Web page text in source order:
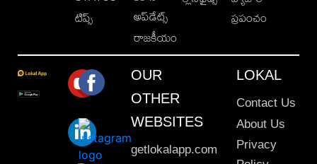
టిప్స్
అప్‌డేట్స్
రాజకీయం
ప్రపంచం
OUR
OTHER
WEBSITES
getlokalapp.com
LOKAL
Contact Us
About Us
Privacy